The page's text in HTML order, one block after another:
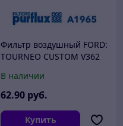
Фильтр воздушный FORD:
TOURNEO CUSTOM V362
2.0 15- 2.0 19- 2.0 19- 2.0
19-,
В наличии
62.90 руб.
Купить